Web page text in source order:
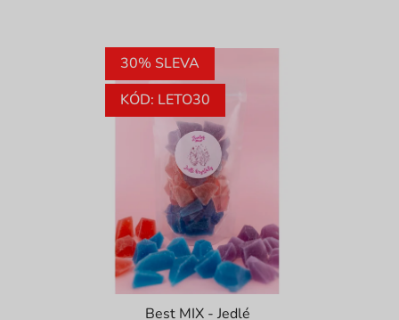
30% SLEVA
KÓD: LETO30
Best MIX - Jedlé